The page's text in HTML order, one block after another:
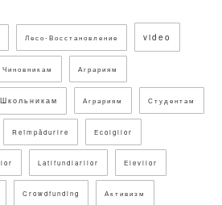
Лесо-Восстановление video
Чиновникам Аграриям
Школьникам Аграриям Студентам
Reîmpădurire Ecolgilor
Latifundiarilor Elevilor
Crowdfunding Активизм